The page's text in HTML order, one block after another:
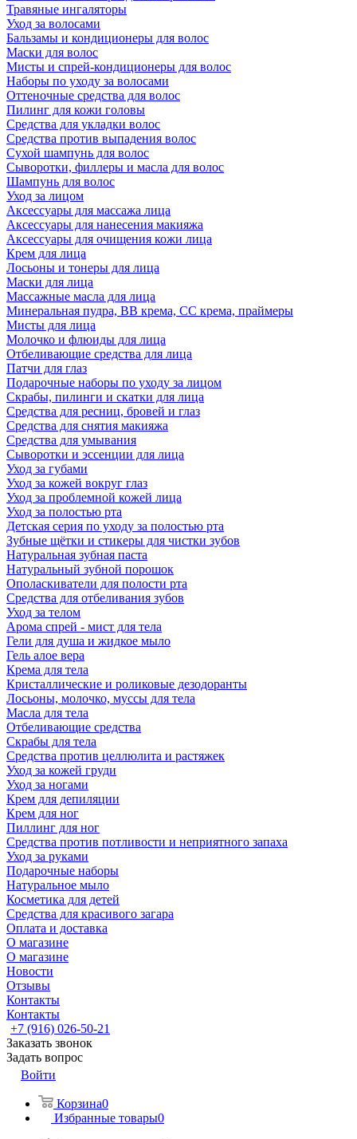
Травяные ингаляторы
Уход за волосами
Бальзамы и кондиционеры для волос
Маски для волос
Мисты и спрей-кондиционеры для волос
Наборы по уходу за волосами
Оттеночные средства для волос
Пилинг для кожи головы
Средства для укладки волос
Средства против выпадения волос
Сухой шампунь для волос
Сыворотки, филлеры и масла для волос
Шампунь для волос
Уход за лицом
Аксессуары для массажа лица
Аксессуары для нанесения макияжа
Аксессуары для очищения кожи лица
Крем для лица
Лосьоны и тонеры для лица
Маски для лица
Массажные масла для лица
Минеральная пудра, BB крема, СС крема, праймеры
Мисты для лица
Молочко и флюиды для лица
Отбеливающие средства для лица
Патчи для глаз
Подарочные наборы по уходу за лицом
Скрабы, пилинги и скатки для лица
Средства для ресниц, бровей и глаз
Средства для снятия макияжа
Средства для умывания
Сыворотки и эссенции для лица
Уход за губами
Уход за кожей вокруг глаз
Уход за проблемной кожей лица
Уход за полостью рта
Детская серия по уходу за полостью рта
Зубные щётки и стикеры для чистки зубов
Натуральная зубная паста
Натуральный зубной порошок
Ополаскиватели для полости рта
Средства для отбеливания зубов
Уход за телом
Арома спрей - мист для тела
Гели для душа и жидкое мыло
Гель алое вера
Крема для тела
Кристаллические и роликовые дезодоранты
Лосьоны, молочко, муссы для тела
Масла для тела
Отбеливающие средства
Скрабы для тела
Средства против целлюлита и растяжек
Уход за кожей груди
Уход за ногами
Крем для депиляции
Крем для ног
Пиллинг для ног
Средства против потливости и неприятного запаха
Уход за руками
Подарочные наборы
Натуральное мыло
Косметика для детей
Средства для красивого загара
Оплата и доставка
О магазине
О магазине
Новости
Отзывы
Контакты
Контакты
+7 (916) 026-50-21
Заказать звонок
Задать вопрос
Войти
Корзина0
Избранные товары0